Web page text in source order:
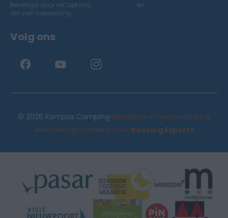
Beveiligd door reCaptcha, en
zijn van toepassing.
Volg ons
© 2026 Kompas Camping·Disclaimer·Privacyverklaring
Reserveringssysteem door Booking Experts